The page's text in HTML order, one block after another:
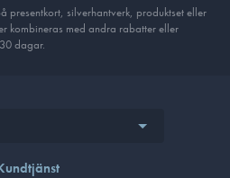
presentkort, silverhantverk, produkt­set eller
kombineras med andra rabatter eller
dagar.